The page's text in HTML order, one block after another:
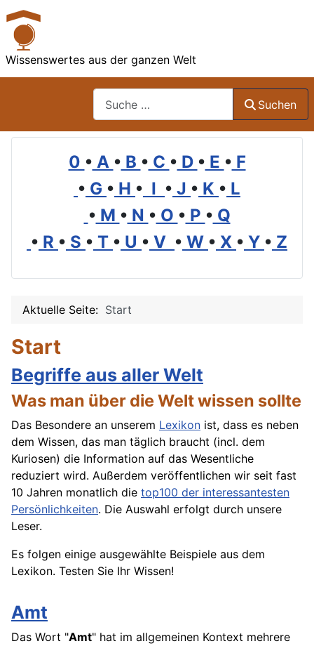
Wissenswertes aus der ganzen Welt
Suchen
0 • A • B • C • D • E • F
• G • H • I • J • K • L
• M • N • O • P • Q
• R • S • T • U • V • W • X • Y • Z
Aktuelle Seite: Start
Start
Begriffe aus aller Welt
Was man über die Welt wissen sollte
Das Besondere an unserem Lexikon ist, dass es neben
dem Wissen, das man täglich braucht (incl. dem
Kuriosen) die Information auf das Wesentliche
reduziert wird. Außerdem veröffentlichen wir seit fast
10 Jahren monatlich die top100 der interessantesten
Persönlichkeiten. Die Auswahl erfolgt durch unsere
Leser.
Es folgen einige ausgewählte Beispiele aus dem
Lexikon. Testen Sie Ihr Wissen!
Amt
Das Wort "Amt" hat im allgemeinen Kontext mehrere